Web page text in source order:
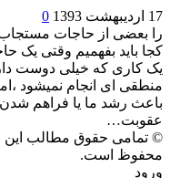
17 اردیبهشت 1393
0
را بعضی از حاجات
کجا باید بفهمیم وقتی یک
یک کاری که خیلی دوست
منطقی ای انجام نمیشود
باعث رشد ما یا فراهم شدن
عقوبت…
© تمامی حقوق مطالب
محفوظ است.
ورود